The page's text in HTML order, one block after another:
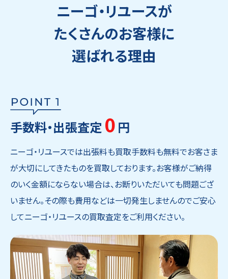
ニーゴ・リユースが
たくさんのお客様に
選ばれる理由
手数料・出張査定 0 円
ニーゴ・リユースでは出張料も買取手数料も無料でお客さま
が大切にしてきたものを買取しております。お客様がご納得
のいく金額にならない場合は、お断りいただいても問題ござ
いません。その際も費用などは一切発生しませんのでご安心
してニーゴ・リユースの買取査定をご利用ください。